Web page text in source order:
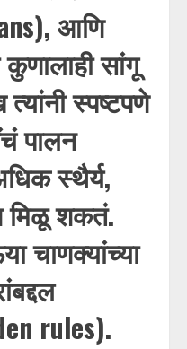
आणि
कुणालाही सांगू
स्पष्टपणे
पालन
स्थैर्य,
मिळू शकतं.
चाणक्यांच्या
rules).